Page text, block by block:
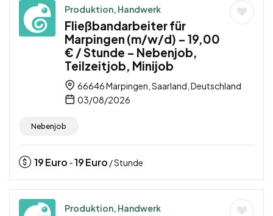
Produktion, Handwerk
Fließbandarbeiter für
Marpingen (m/w/d) – 19,00
€ / Stunde – Nebenjob,
Teilzeitjob, Minijob
66646 Marpingen, Saarland, Deutschland
03/08/2026
Nebenjob
19Euro -19Euro / Stunde
Produktion, Handwerk